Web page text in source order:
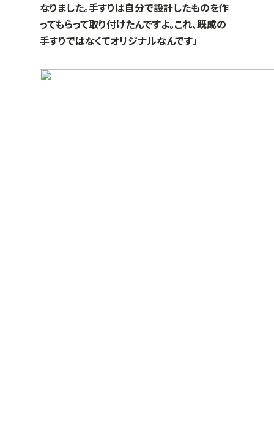
なりました。手すりは自分で設計したものを作
ってもらって取り付けたんですよ。これ、既成の
手すりではなくてオリジナルなんです」